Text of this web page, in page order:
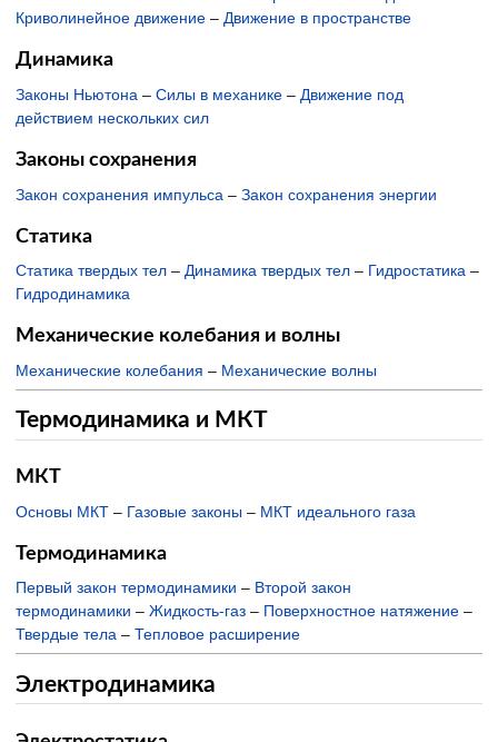
Криволинейное движение – Движение в пространстве
Динамика
Законы Ньютона – Силы в механике – Движение под
действием нескольких сил
Законы сохранения
Закон сохранения импульса – Закон сохранения энергии
Статика
Статика твердых тел – Динамика твердых тел – Гидростатика –
Гидродинамика
Механические колебания и волны
Механические колебания – Механические волны
Термодинамика и МКТ
МКТ
Основы МКТ – Газовые законы – МКТ идеального газа
Термодинамика
Первый закон термодинамики – Второй закон
термодинамики – Жидкость-газ – Поверхностное натяжение –
Твердые тела – Тепловое расширение
Электродинамика